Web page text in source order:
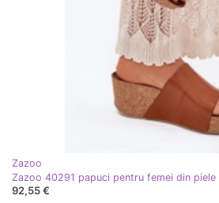
Zazoo
Zazoo 40291 papuci pentru femei din
92,55 €